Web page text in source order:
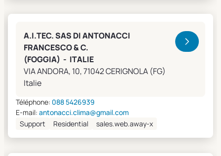
A.I.TEC. SAS DI ANTONACCI
FRANCESCO & C.
(FOGGIA) - ITALIE
VIA ANDORA, 10, 71042 CERIGNOLA (FG)
Italie
Téléphone: 088 5426939
E-mail: antonacci.clima@gmail.com
Support
Residential sales.web.away-x